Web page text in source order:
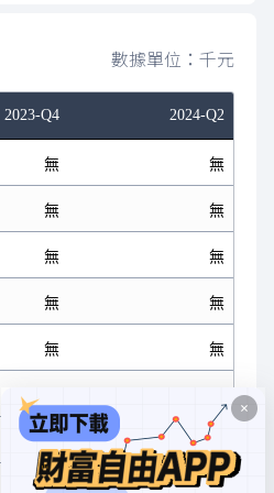
數據單位：千元
2023-Q4 2024-Q2
無 無
無 無
無 無
無 無
無 無
無 無
無 無